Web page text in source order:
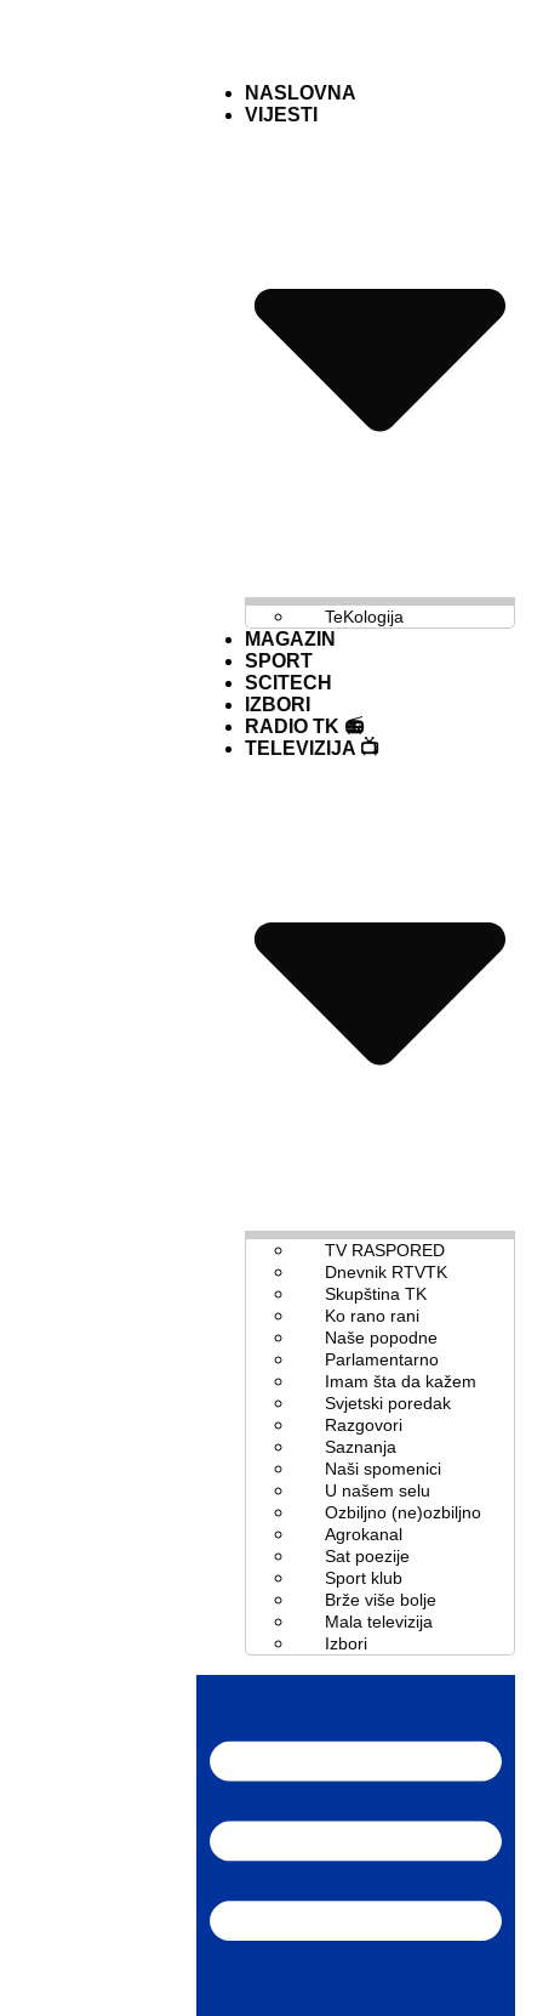
NASLOVNA
VIJESTI
TeKologija
MAGAZIN
SPORT
SCITECH
IZBORI
RADIO TK 📻
TELEVIZIJA 📺
TV RASPORED
Dnevnik RTVTK
Skupština TK
Ko rano rani
Naše popodne
Parlamentarno
Imam šta da kažem
Svjetski poredak
Razgovori
Saznanja
Naši spomenici
U našem selu
Ozbiljno (ne)ozbiljno
Agrokanal
Sat poezije
Sport klub
Brže više bolje
Mala televizija
Izbori